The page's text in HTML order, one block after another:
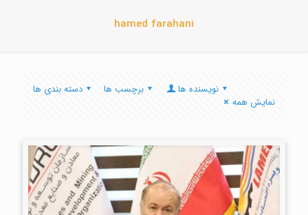
hamed farahani
دسته بندی ها برچسب ها
نویسنده ها
نمایش همه